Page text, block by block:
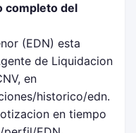
completo del
(EDN) esta
de Liquidacion
en
historico/edn.
en tiempo